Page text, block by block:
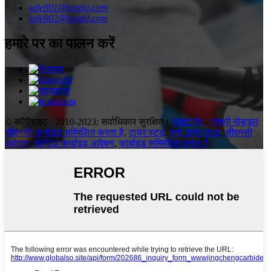
sale801@zzyzhj.com
sale802@zzyzhj.com
हमारे पर का पालन करें
© कॉपीराइट - 2010-2023: सर्वाधिकार सुरक्षित। साइट मैप -एएमपी मोबाइल
सीएनसी कार्बाइड सम्मिलित करता है, टायर स्टड,स्नो टायर स्टड,सीएनसी
आवेषण,सीमेंटेड कार्बाइड आवेषण, कार्बाइड सम्मिलित करता है,